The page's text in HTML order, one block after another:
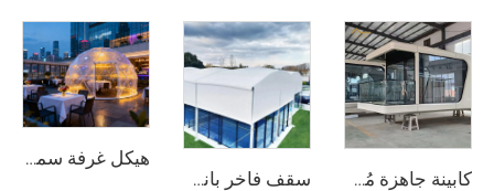
كابينة جاهزة مُجهَّزة بالكامل على شكل كبسولة | كابينة غرفة فندقية عصرية قابلة للنشر السريع سقف فاخر بانورامي من الألومنيوم لملاعب البدل | مظلة رياضية خارجية قابلة للتخصيص وفق نظام وحدات لمشاريع الأندية الفاخرة لكرة المضرب
هيكل غرفة سماء نجمية قابل للتركيب | كبسولة سكنية شفافة عالية التأثير مصنوعة من البولي كربونات